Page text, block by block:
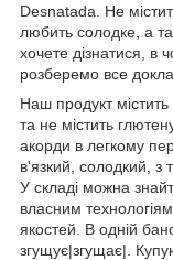
Desnatada. Не
любить солодке, а
хочете дізнатися, в
розберемо все
Наш продукт
та не містить
акорди в легкому
в'язкий, солодкий, з
У складі можна
власним
якостей. В одній
згущує|згущає|.